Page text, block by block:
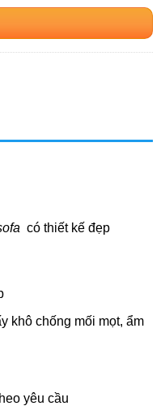
có thiết kế đẹp
khô chống mối mọt, ẩm
yêu cầu